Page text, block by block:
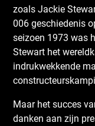
zoals Jackie
006 geschiedenis
seizoen 1973 was
Stewart het
indrukwekkende
Maar het succes
danken aan zijn